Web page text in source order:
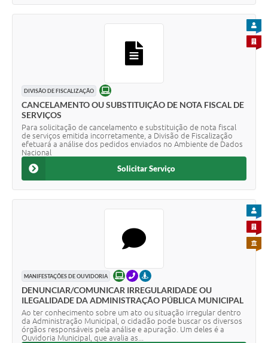
DIVISÃO DE FISCALIZAÇÃO ONLINE
CANCELAMENTO OU SUBSTITUIÇÃO DE NOTA FISCAL DE
SERVIÇOS
Para solicitação de cancelamento e substituição de nota fiscal
de serviços emitida incorretamente, a Divisão de Fiscalização
efetuará a análise dos pedidos enviados no Ambiente de Dados
Nacional
PARA
Solicitar Serviço
MANIFESTAÇÕES DE OUVIDORIA ONLINETELEFONEPRESENCIAL
DENUNCIAR/COMUNICAR IRREGULARIDADE OU
ILEGALIDADE DA ADMINISTRAÇÃO PÚBLICA MUNICIPAL
Ao ter conhecimento sobre um ato ou situação irregular dentro
da Administração Municipal, o cidadão pode buscar os diversos
órgãos responsáveis pela análise e apuração. Um deles é a
Ouvidoria Municipal, que avalia as...
PARA
PARA